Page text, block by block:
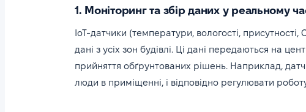
1. Моніторинг та збір даних у реальному
IoT-датчики (температури, вологості,
дані з усіх зон будівлі. Ці дані передаються на
прийняття обґрунтованих рішень. Наприклад,
люди в приміщенні, і відповідно регулювати